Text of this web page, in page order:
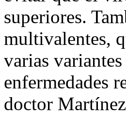
superiores.
multivalentes,
varias
enfermedades
doctor